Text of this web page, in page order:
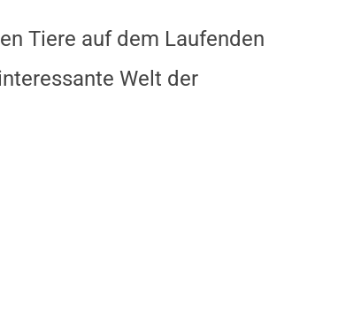
Tiere auf dem Laufenden
Welt der